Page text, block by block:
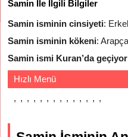
Samin İle İlgili Bilgiler
Samin isminin cinsiyeti:
Samin isminin kökeni: Arapça
Samin ismi Kuran’da
Hızlı Menü